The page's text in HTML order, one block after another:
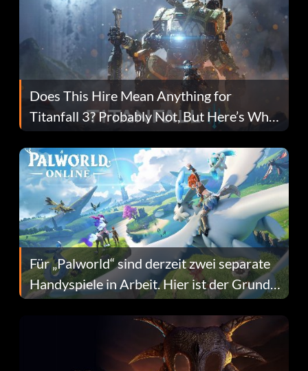
Does This Hire Mean Anything for
Titanfall 3? Probably Not, But Here’s Why
Fans Are Hopeful
Für „Palworld“ sind derzeit zwei separate
Handyspiele in Arbeit. Hier ist der Grund
dafür.